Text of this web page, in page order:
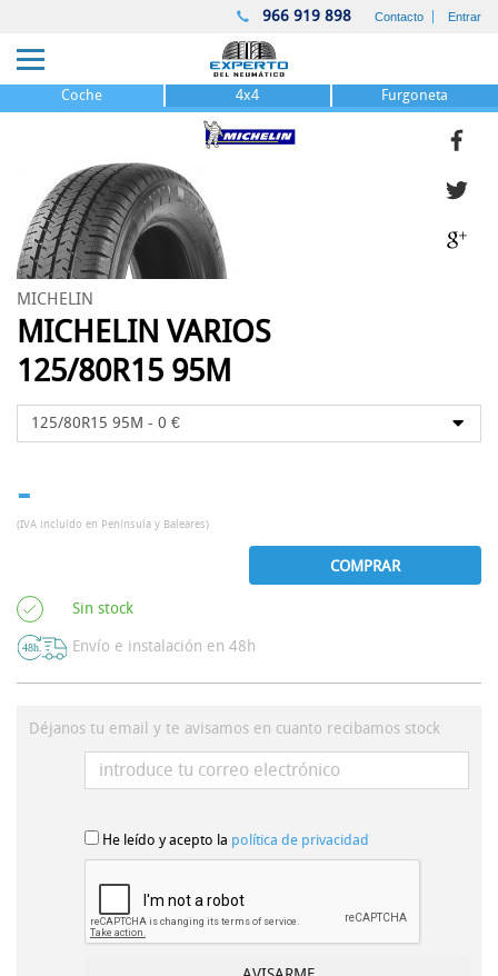
966 919 898 Contacto Entrar
Coche 4x4 Furgoneta
MICHELIN
MICHELIN VARIOS
125/80R15 95M
-
(IVA incluído en Península y Baleares)
COMPRAR
Sin stock
Envío e instalación en 48h
Déjanos tu email y te avisamos en cuanto recibamos stock
He leído y acepto la política de privacidad